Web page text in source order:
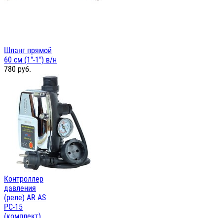
Шланг прямой
60 см (1"-1") в/н
780 руб.
Контроллер
давления
(реле) AR AS
PC-15